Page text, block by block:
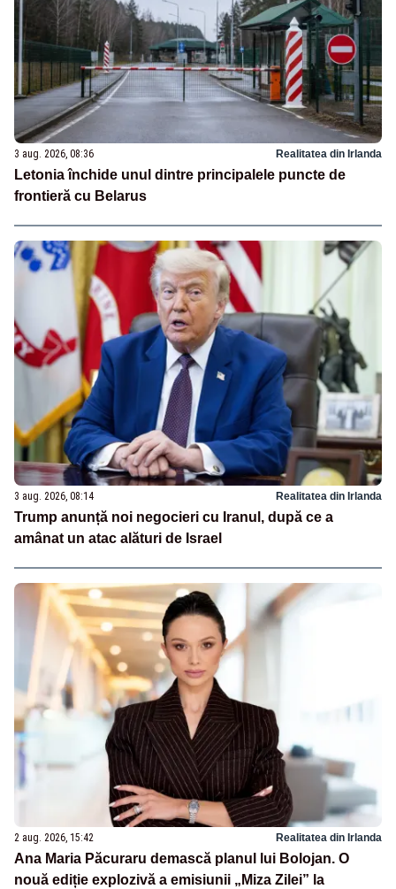
3 aug. 2026, 08:36 Realitatea din Irlanda
Letonia închide unul dintre principalele puncte de
frontieră cu Belarus
3 aug. 2026, 08:14 Realitatea din Irlanda
Trump anunță noi negocieri cu Iranul, după ce a
amânat un atac alături de Israel
2 aug. 2026, 15:42 Realitatea din Irlanda
Ana Maria Păcuraru demască planul lui Bolojan. O
nouă ediție explozivă a emisiunii „Miza Zilei” la